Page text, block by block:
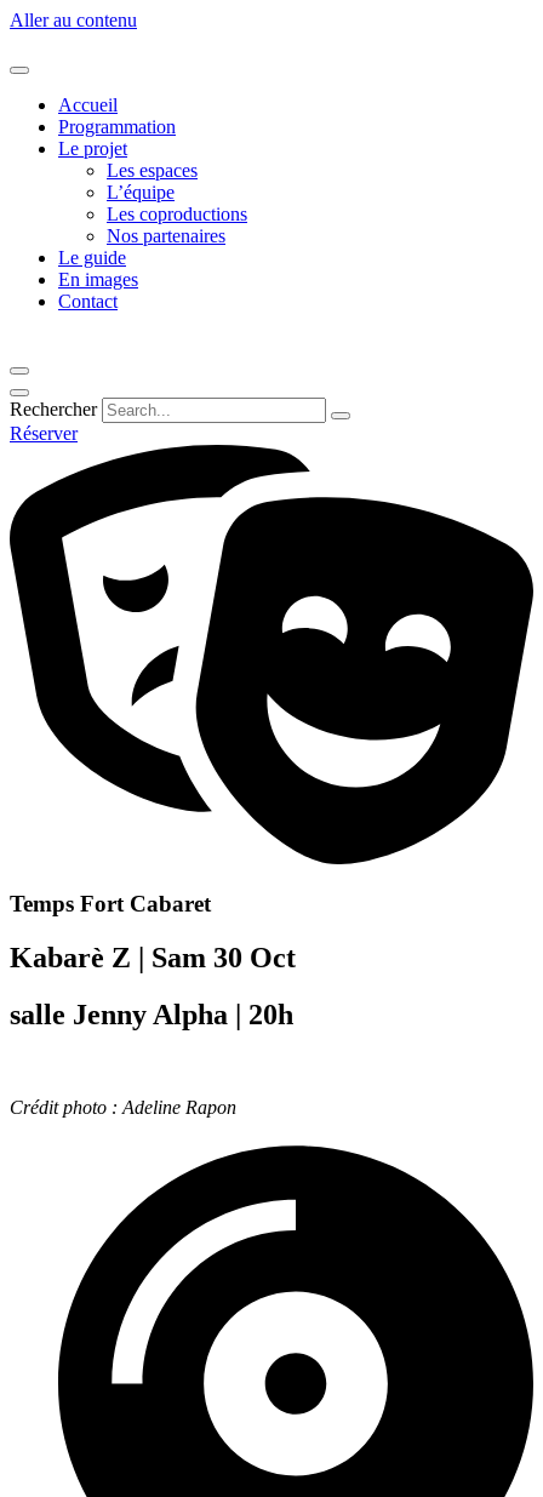
Aller au contenu
Accueil
Programmation
Le projet
Les espaces
L’équipe
Les coproductions
Nos partenaires
Le guide
En images
Contact
Rechercher
Réserver
Temps Fort Cabaret
Kabarè Z | Sam 30 Oct
salle Jenny Alpha | 20h
Crédit photo : Adeline Rapon